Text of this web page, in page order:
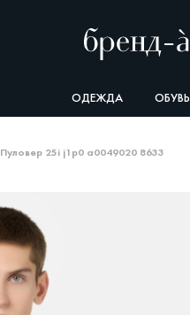
ОДЕЖДА ОБУВЬ
Пуловер 25i j1p0 a0049020 8633